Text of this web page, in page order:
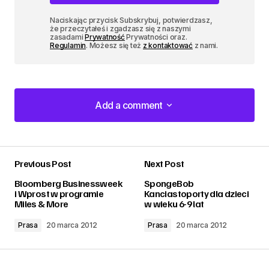
Naciskając przycisk Subskrybuj, potwierdzasz,
że przeczytałeś i zgadzasz się z naszymi
zasadamiPrywatnośćPrywatności oraz.
Regulamin. Możesz się też z kontaktowaćz nami.
Add a comment
Add a comment
Previous Post
Bloomberg Businessweek
i Wprost w programie
Miles & More
Prasa 20 marca 2012
Next Post
SpongeBob
Kanciastoporty dla dzieci
w wieku 6-9 lat
Prasa 20 marca 2012